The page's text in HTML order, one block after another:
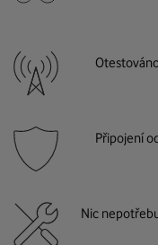
Připojení
Nic